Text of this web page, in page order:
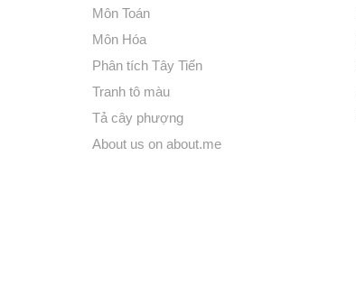
Môn Toán
Môn Hóa
Phân tích Tây Tiến
Tranh tô màu
Tả cây phượng
About us on about.me